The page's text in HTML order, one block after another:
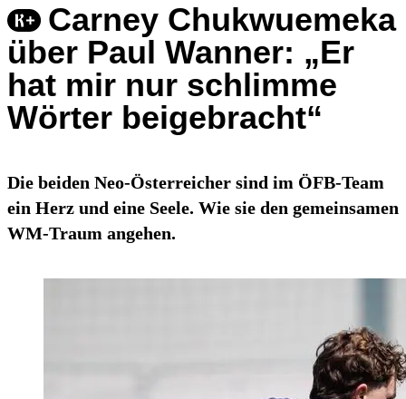
Carney Chukwuemeka
über Paul Wanner: „Er
hat mir nur schlimme
Wörter beigebracht“
Die beiden Neo-Österreicher sind im ÖFB-Team
ein Herz und eine Seele. Wie sie den gemeinsamen
WM-Traum angehen.